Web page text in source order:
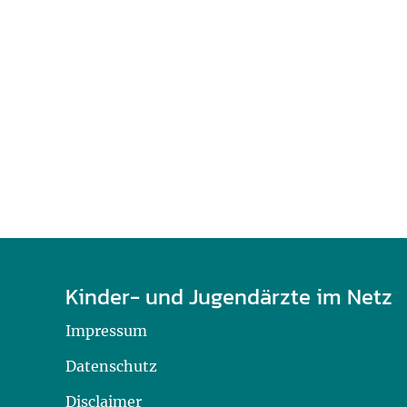
Kinder- und Jugendärzte im Netz
Impressum
Datenschutz
Disclaimer